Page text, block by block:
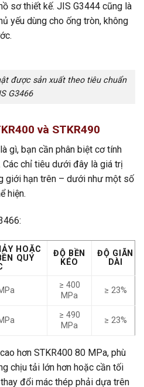
sơ thiết kế. JIS G3444 cũng là
yếu dùng cho ống tròn, không
được sản xuất theo tiêu chuẩn
G3466
và STKR490
gì, bạn cần phân biệt cơ tính
Các chỉ tiêu dưới đây là giá trị
giới hạn trên – dưới như một số
hiện.
HOẶC
QUY
ĐỘ BỀN
KÉO
ĐỘ GIÃN
DÀI
≥ 400
MPa
≥ 23%
≥ 490
MPa
≥ 23%
hơn STKR400 80 MPa, phù
chịu tải lớn hơn hoặc cần tối
đổi mác thép phải dựa trên